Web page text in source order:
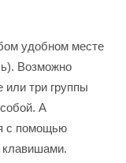
удобном месте
Возможно
или три группы
А
с помощью
клавишами.